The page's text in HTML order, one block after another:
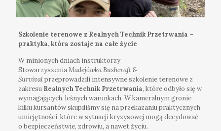
Szkolenie terenowe z Realnych Technik Przetrwania –
praktyka, która zostaje na całe życie
W minionych dniach instruktorzy
StowarzyszeniaMadejówka Bushcraft &
Survivalprzeprowadzili intensywne szkolenie terenowe z
zakresu Realnych Technik Przetrwania, które odbyło się w
wymagających, leśnych warunkach. W kameralnym gronie
kilku kursantów skupiliśmy się na przekazaniu praktycznych
umiejętności, które w sytuacji kryzysowej mogą decydować
o bezpieczeństwie, zdrowiu, a nawet życiu.